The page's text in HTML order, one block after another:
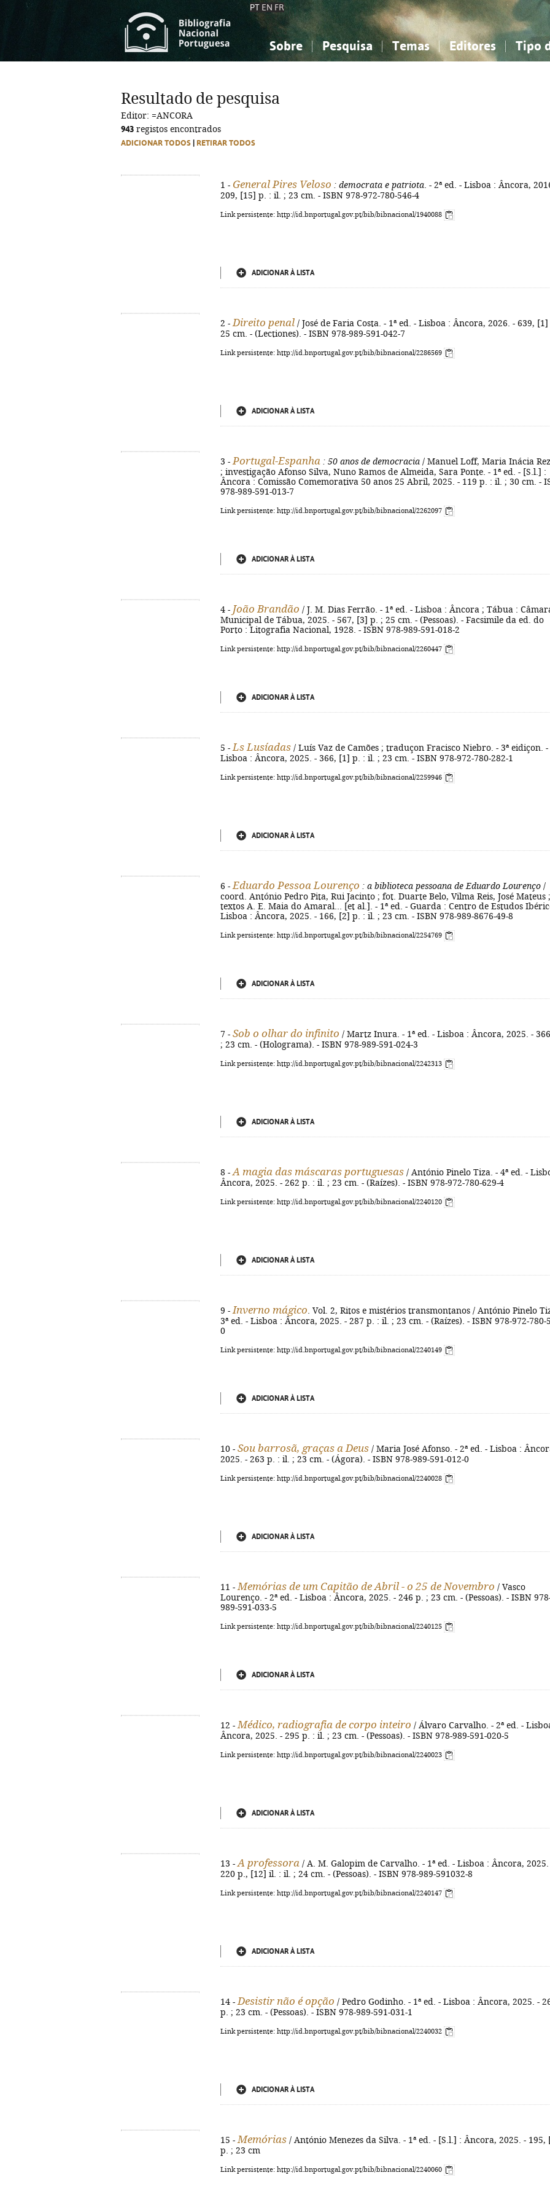
PT EN FR
Sobre Pesquisa Temas
Ciências sociais...
Editores Tipo
Ciências sociais...
Resultado de pesquisa
Editor: =ANCORA
943 registos encontrados
ADICIONAR TODOS RETIRAR TODOS
1 - General Pires Veloso : democrata e patriota . - 2ª ed. - Lisboa : Âncora,
209, [15] p. : il. ; 23 cm. - ISBN 978-972-780-546-4
Link persistente: http://id.bnportugal.gov.pt/bib/bibnacional/1940088
ADICIONAR À LISTA
2 - Direito penal / José de Faria Costa. - 1ª ed. - Lisboa : Âncora, 2026. - 639,
25 cm. - (Lectiones). - ISBN 978-989-591-042-7
Link persistente: http://id.bnportugal.gov.pt/bib/bibnacional/2286569
ADICIONAR À LISTA
3 - Portugal-Espanha : 50 anos de democracia / Manuel Loff, Maria Inácia
; investigação Afonso Silva, Nuno Ramos de Almeida, Sara Ponte. - 1ª ed. - [S.l.] :
Âncora : Comissão Comemorativa 50 anos 25 Abril, 2025. - 119 p. : il. ; 30 cm. -
978-989-591-013-7
Link persistente: http://id.bnportugal.gov.pt/bib/bibnacional/2262097
ADICIONAR À LISTA
4 - João Brandão / J. M. Dias Ferrão. - 1ª ed. - Lisboa : Âncora ; Tábua :
Municipal de Tábua, 2025. - 567, [3] p. ; 25 cm. - (Pessoas). - Facsimile da ed. do
Porto : Litografia Nacional, 1928. - ISBN 978-989-591-018-2
Link persistente: http://id.bnportugal.gov.pt/bib/bibnacional/2260447
ADICIONAR À LISTA
5 - Ls Lusíadas / Luís Vaz de Camões ; traduçon Fracisco Niebro. - 3ª eidiçon. -
Lisboa : Âncora, 2025. - 366, [1] p. : il. ; 23 cm. - ISBN 978-972-780-282-1
Link persistente: http://id.bnportugal.gov.pt/bib/bibnacional/2259946
ADICIONAR À LISTA
6 - Eduardo Pessoa Lourenço : a biblioteca pessoana de Eduardo Lourenço /
coord. António Pedro Pita, Rui Jacinto ; fot. Duarte Belo, Vilma Reis, José Mateus ;
textos A. E. Maia do Amaral... [et al.]. - 1ª ed. - Guarda : Centro de Estudos
Lisboa : Âncora, 2025. - 166, [2] p. : il. ; 23 cm. - ISBN 978-989-8676-49-8
Link persistente: http://id.bnportugal.gov.pt/bib/bibnacional/2254769
ADICIONAR À LISTA
7 - Sob o olhar do infinito / Martz Inura. - 1ª ed. - Lisboa : Âncora, 2025. -
; 23 cm. - (Holograma). - ISBN 978-989-591-024-3
Link persistente: http://id.bnportugal.gov.pt/bib/bibnacional/2242313
ADICIONAR À LISTA
8 - A magia das máscaras portuguesas / António Pinelo Tiza. - 4ª ed. -
Âncora, 2025. - 262 p. : il. ; 23 cm. - (Raízes). - ISBN 978-972-780-629-4
Link persistente: http://id.bnportugal.gov.pt/bib/bibnacional/2240120
ADICIONAR À LISTA
9 - Inverno mágico . Vol. 2, Ritos e mistérios transmontanos / António Pinelo
3ª ed. - Lisboa : Âncora, 2025. - 287 p. : il. ; 23 cm. - (Raízes). - ISBN 978-972-780-
0
Link persistente: http://id.bnportugal.gov.pt/bib/bibnacional/2240149
ADICIONAR À LISTA
10 - Sou barrosã, graças a Deus / Maria José Afonso. - 2ª ed. - Lisboa :
2025. - 263 p. : il. ; 23 cm. - (Ágora). - ISBN 978-989-591-012-0
Link persistente: http://id.bnportugal.gov.pt/bib/bibnacional/2240028
ADICIONAR À LISTA
11 - Memórias de um Capitão de Abril - o 25 de Novembro / Vasco
Lourenço. - 2ª ed. - Lisboa : Âncora, 2025. - 246 p. ; 23 cm. - (Pessoas). - ISBN
989-591-033-5
Link persistente: http://id.bnportugal.gov.pt/bib/bibnacional/2240125
ADICIONAR À LISTA
12 - Médico, radiografia de corpo inteiro / Álvaro Carvalho. - 2ª ed. -
Âncora, 2025. - 295 p. : il. ; 23 cm. - (Pessoas). - ISBN 978-989-591-020-5
Link persistente: http://id.bnportugal.gov.pt/bib/bibnacional/2240023
ADICIONAR À LISTA
13 - A professora / A. M. Galopim de Carvalho. - 1ª ed. - Lisboa : Âncora, 2025.
220 p., [12] il. : il. ; 24 cm. - (Pessoas). - ISBN 978-989-591032-8
Link persistente: http://id.bnportugal.gov.pt/bib/bibnacional/2240147
ADICIONAR À LISTA
14 - Desistir não é opção / Pedro Godinho. - 1ª ed. - Lisboa : Âncora, 2025. -
p. ; 23 cm. - (Pessoas). - ISBN 978-989-591-031-1
Link persistente: http://id.bnportugal.gov.pt/bib/bibnacional/2240032
ADICIONAR À LISTA
15 - Memórias / António Menezes da Silva. - 1ª ed. - [S.l.] : Âncora, 2025. - 195,
p. ; 23 cm
Link persistente: http://id.bnportugal.gov.pt/bib/bibnacional/2240060